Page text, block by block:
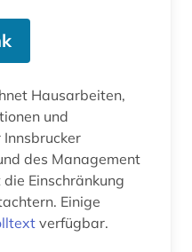
Hausarbeiten,
und
des Management
Einschränkung
Einige
verfügbar.